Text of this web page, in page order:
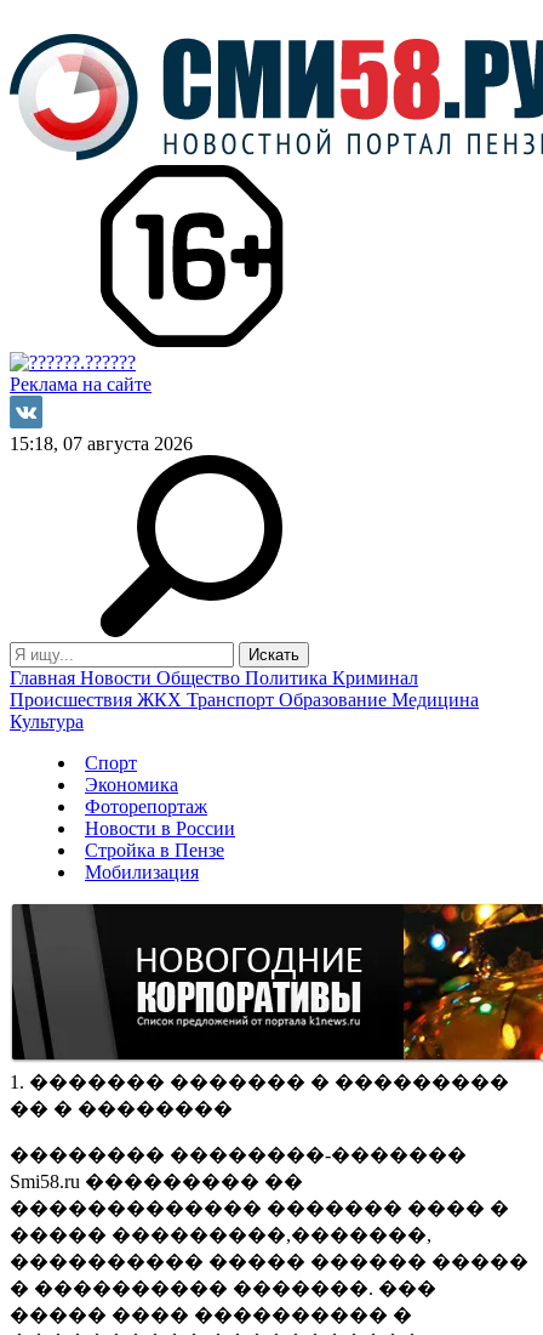
Реклама на сайте
15:18, 07 августа 2026
Главная Новости Общество Политика Криминал
Происшествия ЖКХ Транспорт Образование Медицина
Культура
Спорт
Экономика
Фоторепортаж
Новости в России
Стройка в Пензе
Мобилизация
1. ������� ������� � ���������
�� � ��������
�������� ��������-�������
Smi58.ru ��������� ��
������������� ������� ���� �
����� ���������,�������,
���������� ����� ������ �����
� ���������� �������. ���
����� ���� ���������� �